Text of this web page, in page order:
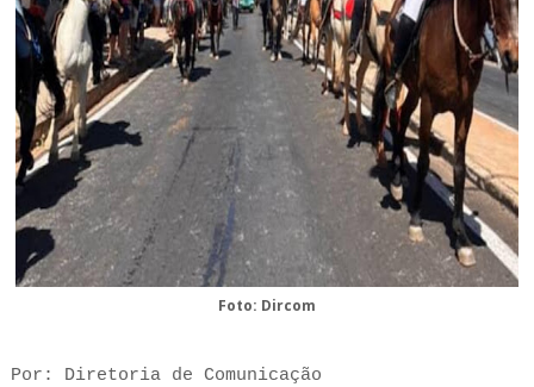
Foto: Dircom
Por: Diretoria de Comunicação